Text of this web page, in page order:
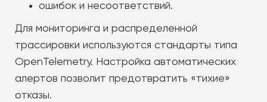
ошибок и несоответствий.
Для мониторинга и распределенной
трассировки используются стандарты типа
OpenTelemetry. Настройка автоматических
алертов позволит предотвратить «тихие»
отказы.